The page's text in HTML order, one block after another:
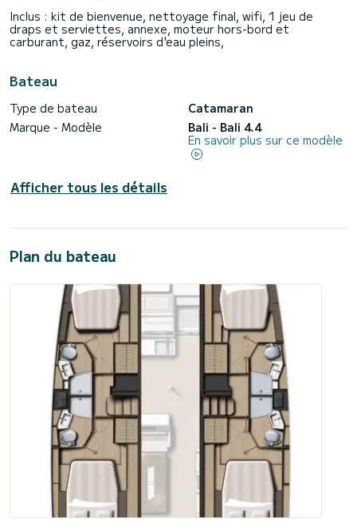
Inclus : kit de bienvenue, nettoyage final, wifi, 1 jeu de
draps et serviettes, annexe, moteur hors-bord et
carburant, gaz, réservoirs d'eau pleins,
Bateau
Type de bateau
Catamaran
Marque - Modèle
Bali - Bali 4.4
En savoir plus sur ce modèle
Afficher tous les détails
Plan du bateau